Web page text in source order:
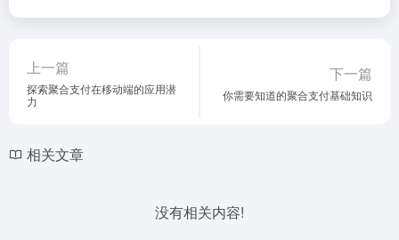
上一篇
探索聚合支付在移动端的应用潜
力
下一篇
你需要知道的聚合支付基础知识
相关文章
没有相关内容!